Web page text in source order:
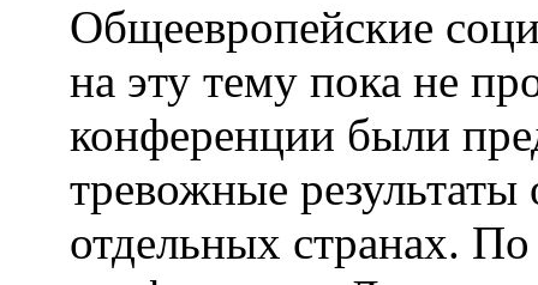
Общеевропейские
на эту тему пока не
конференции были
тревожные
отдельных странах.